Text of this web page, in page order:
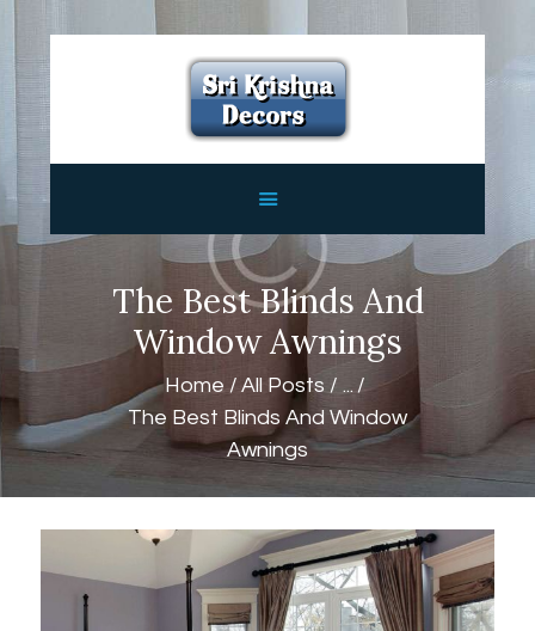
The Best Blinds And
Window Awnings
Home All Posts
...
The Best Blinds And Window
Awnings
FEATURES
CONTACTS